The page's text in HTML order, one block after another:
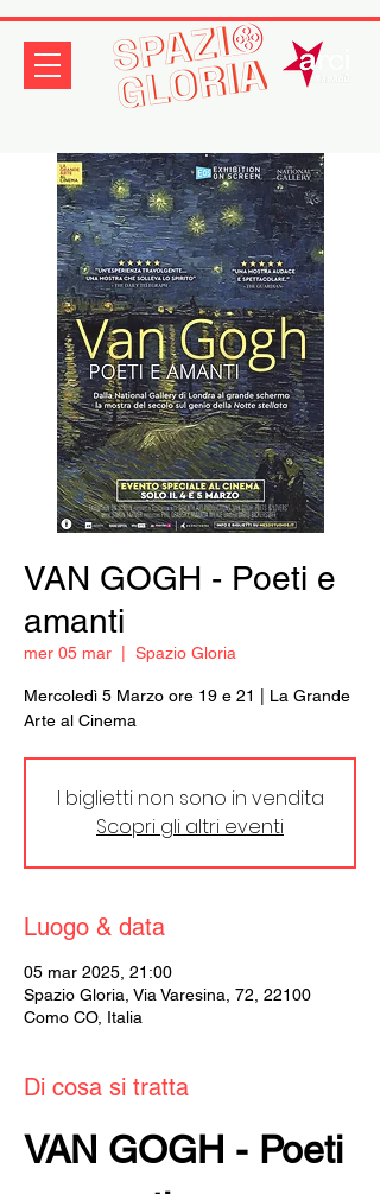
VAN GOGH - Poeti e
amanti
mer 05 mar Spazio Gloria
Mercoledì 5 Marzo ore 19 e 21 | La Grande
Arte al Cinema
I biglietti non sono in vendita
Scopri gli altri eventi
Luogo & data
05 mar 2025, 21:00
Spazio Gloria, Via Varesina, 72, 22100
Como CO, Italia
Di cosa si tratta
VAN GOGH - Poeti